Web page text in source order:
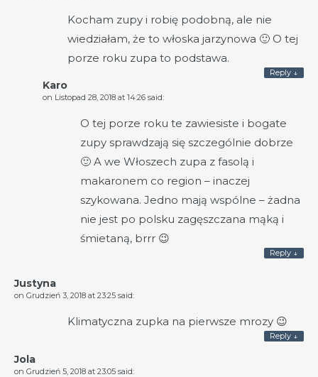
Kocham zupy i robię podobną, ale nie
wiedziałam, że to włoska jarzynowa 🙂 O tej
porze roku zupa to podstawa.
Reply ↓
Karo
on Listopad 28, 2018 at 14:26 said:
O tej porze roku te zawiesiste i bogate
zupy sprawdzają się szczególnie dobrze
🙂 A we Włoszech zupa z fasolą i
makaronem co region – inaczej
szykowana. Jedno mają wspólne – żadna
nie jest po polsku zagęszczana mąką i
śmietaną, brrr 😉
Reply ↓
Justyna
on Grudzień 3, 2018 at 23:25 said:
Klimatyczna zupka na pierwsze mrozy 😉
Reply ↓
Jola
on Grudzień 5, 2018 at 23:05 said: